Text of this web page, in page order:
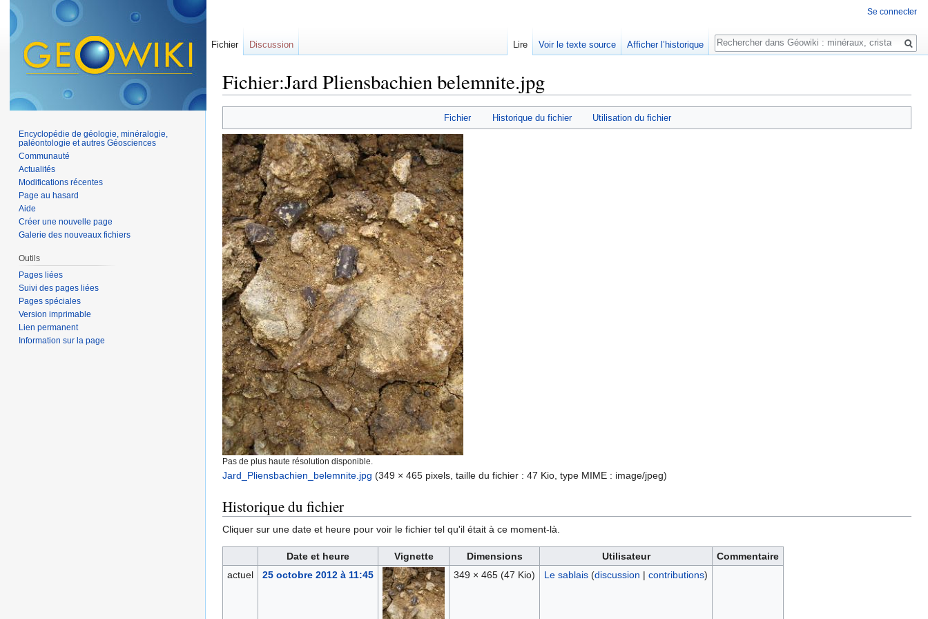
Fichier:Jard Pliensbachien belemnite.jpg
Fichier Historique du fichier Utilisation du fichier
Pas de plus haute résolution disponible.
Jard_Pliensbachien_belemnite.jpg (349 × 465 pixels, taille du fichier : 47 Kio, type MIME : image/jpeg)
Historique du fichier
Cliquer sur une date et heure pour voir le fichier tel qu'il était à ce moment-là.
Date et heure Vignette Dimensions Utilisateur
Commentaire
actuel
25 octobre 2012 à 11:45 349 × 465 (47 Kio) Le sablais (discussion | contributions)
Se connecter
Fichier Discussion Lire Voir le texte source Afficher l’historique
Rechercher
Encyclopédie de géologie, minéralogie,
paléontologie et autres Géosciences
Communauté
Actualités
Modifications récentes
Page au hasard
Aide
Créer une nouvelle page
Galerie des nouveaux fichiers
Outils
Pages liées
Suivi des pages liées
Pages spéciales
Version imprimable
Lien permanent
Information sur la page